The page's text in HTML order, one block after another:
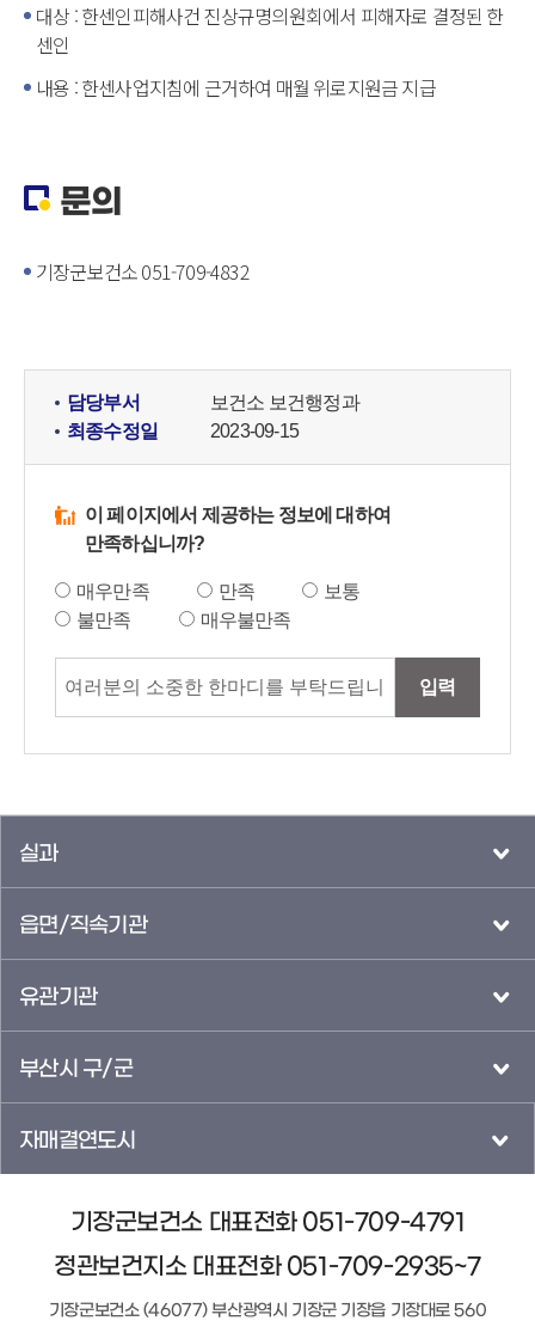
대상 : 한센인피해사건 진상규명의원회에서 피해자로 결정된 한
센인
내용 : 한센사업지침에 근거하여 매월 위로지원금 지급
문의
기장군보건소 051-709-4832
담당부서
보건소 보건행정과
최종수정일
2023-09-15
이 페이지에서 제공하는 정보에 대하여
만족하십니까?
매우만족 만족
보통
불만족
매우불만족
입력
실과
읍면/직속기관
유관기관
부산시 구/군
자매결연도시
기장군보건소 대표전화 051-709-4791
정관보건지소 대표전화 051-709-2935~7
기장군보건소 (46077) 부산광역시 기장군 기장읍 기장대로 560